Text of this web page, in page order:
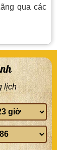
qua các
lịch